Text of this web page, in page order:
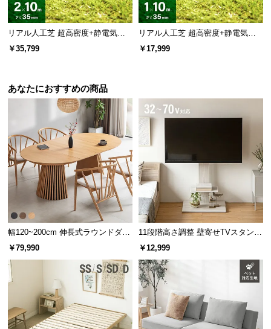
リアル人工芝 超高密度+静電気防
止 高耐久タイプ・質感追求 芝丈35
mm 2×10m 防草シート付
￥35,799
リアル人工芝 超高密度+静電気防
止 高耐久タイプ・質感を追求 芝丈
35mm 1×10m
￥17,999
あなたにおすすめの商品
幅120~200cm 伸長式ラウンドダイ
ニングテーブル 6人掛け 天然木突
￥79,990
11段階高さ調整 壁寄せTVスタンド
キャスター付き 上下左右角度調節
￥12,999